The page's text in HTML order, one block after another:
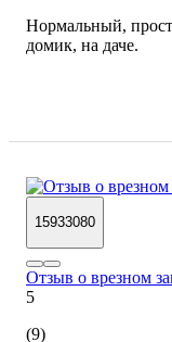
Нормальный,
домик, на даче.
15933080
Отзыв о врезном
5
(9)